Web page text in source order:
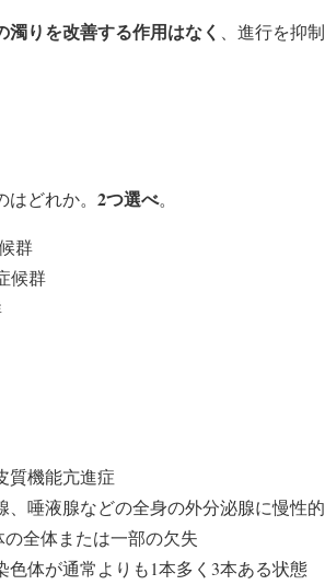
濁りを改善する作用はなく 、進行を抑
どれか。 2つ選べ。
群
候群
質機能亢進症
、唾液腺などの全身の外分泌腺に慢性
全体または一部の欠失
色体が通常よりも1本多く3本ある状態